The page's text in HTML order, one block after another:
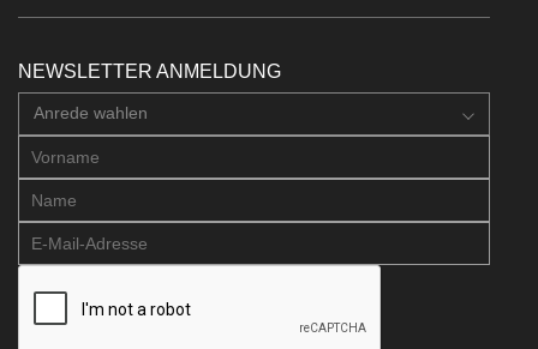
NEWSLETTER ANMELDUNG
Anrede wahlen